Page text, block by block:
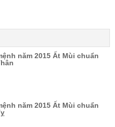
năm 2015 Ất Mùi chuẩn
năm 2015 Ất Mùi chuẩn